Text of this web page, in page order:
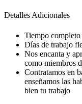
Detalles Adicionales
Tiempo
Días de trabajo
Nos encanta y
como miembros
Contratamos en
enseñamos las
bien tu trabajo